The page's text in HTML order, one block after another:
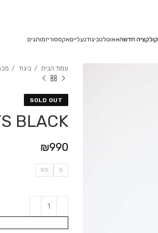
קולקציה חדשהאאוטלטביגודנעלייםאקססוריזמותגים
עמוד הבית ביגוד
SOLD OUT
BLACK
₪990
S
XS